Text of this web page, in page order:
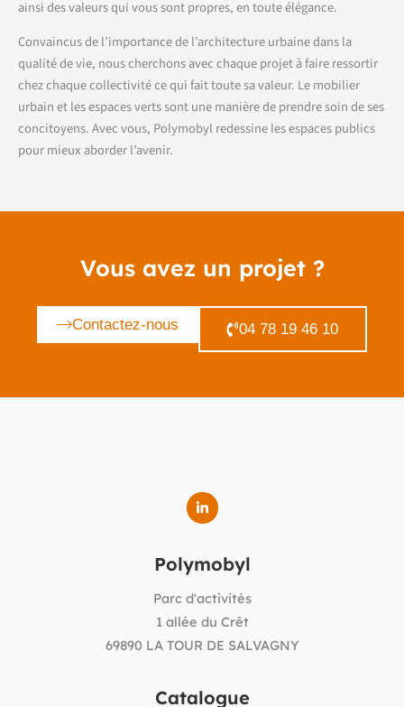
ainsi des valeurs qui vous sont propres, en toute élégance.
Convaincus de l’importance de l’architecture urbaine dans la
qualité de vie, nous cherchons avec chaque projet à faire ressortir
chez chaque collectivité ce qui fait toute sa valeur. Le mobilier
urbain et les espaces verts sont une manière de prendre soin de ses
concitoyens. Avec vous, Polymobyl redessine les espaces publics
pour mieux aborder l’avenir.
Vous avez un projet ?
Contactez-nous 04 78 19 46 10
Polymobyl
Parc d'activités
1 allée du Crêt
69890 LA TOUR DE SALVAGNY
Catalogue